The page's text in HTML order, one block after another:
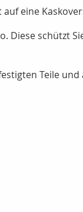
eine
Diese schützt
Teile